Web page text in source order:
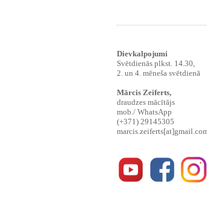
Dievkalpojumi
Svētdienās plkst. 14.30,
2. un 4. mēneša svētdienā
Mārcis Zeiferts,
draudzes mācītājs
mob./ WhatsApp
(+371) 29145305